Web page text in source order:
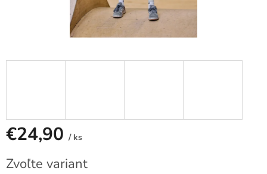
€24,90 / ks
cena:
Zvoľte variant